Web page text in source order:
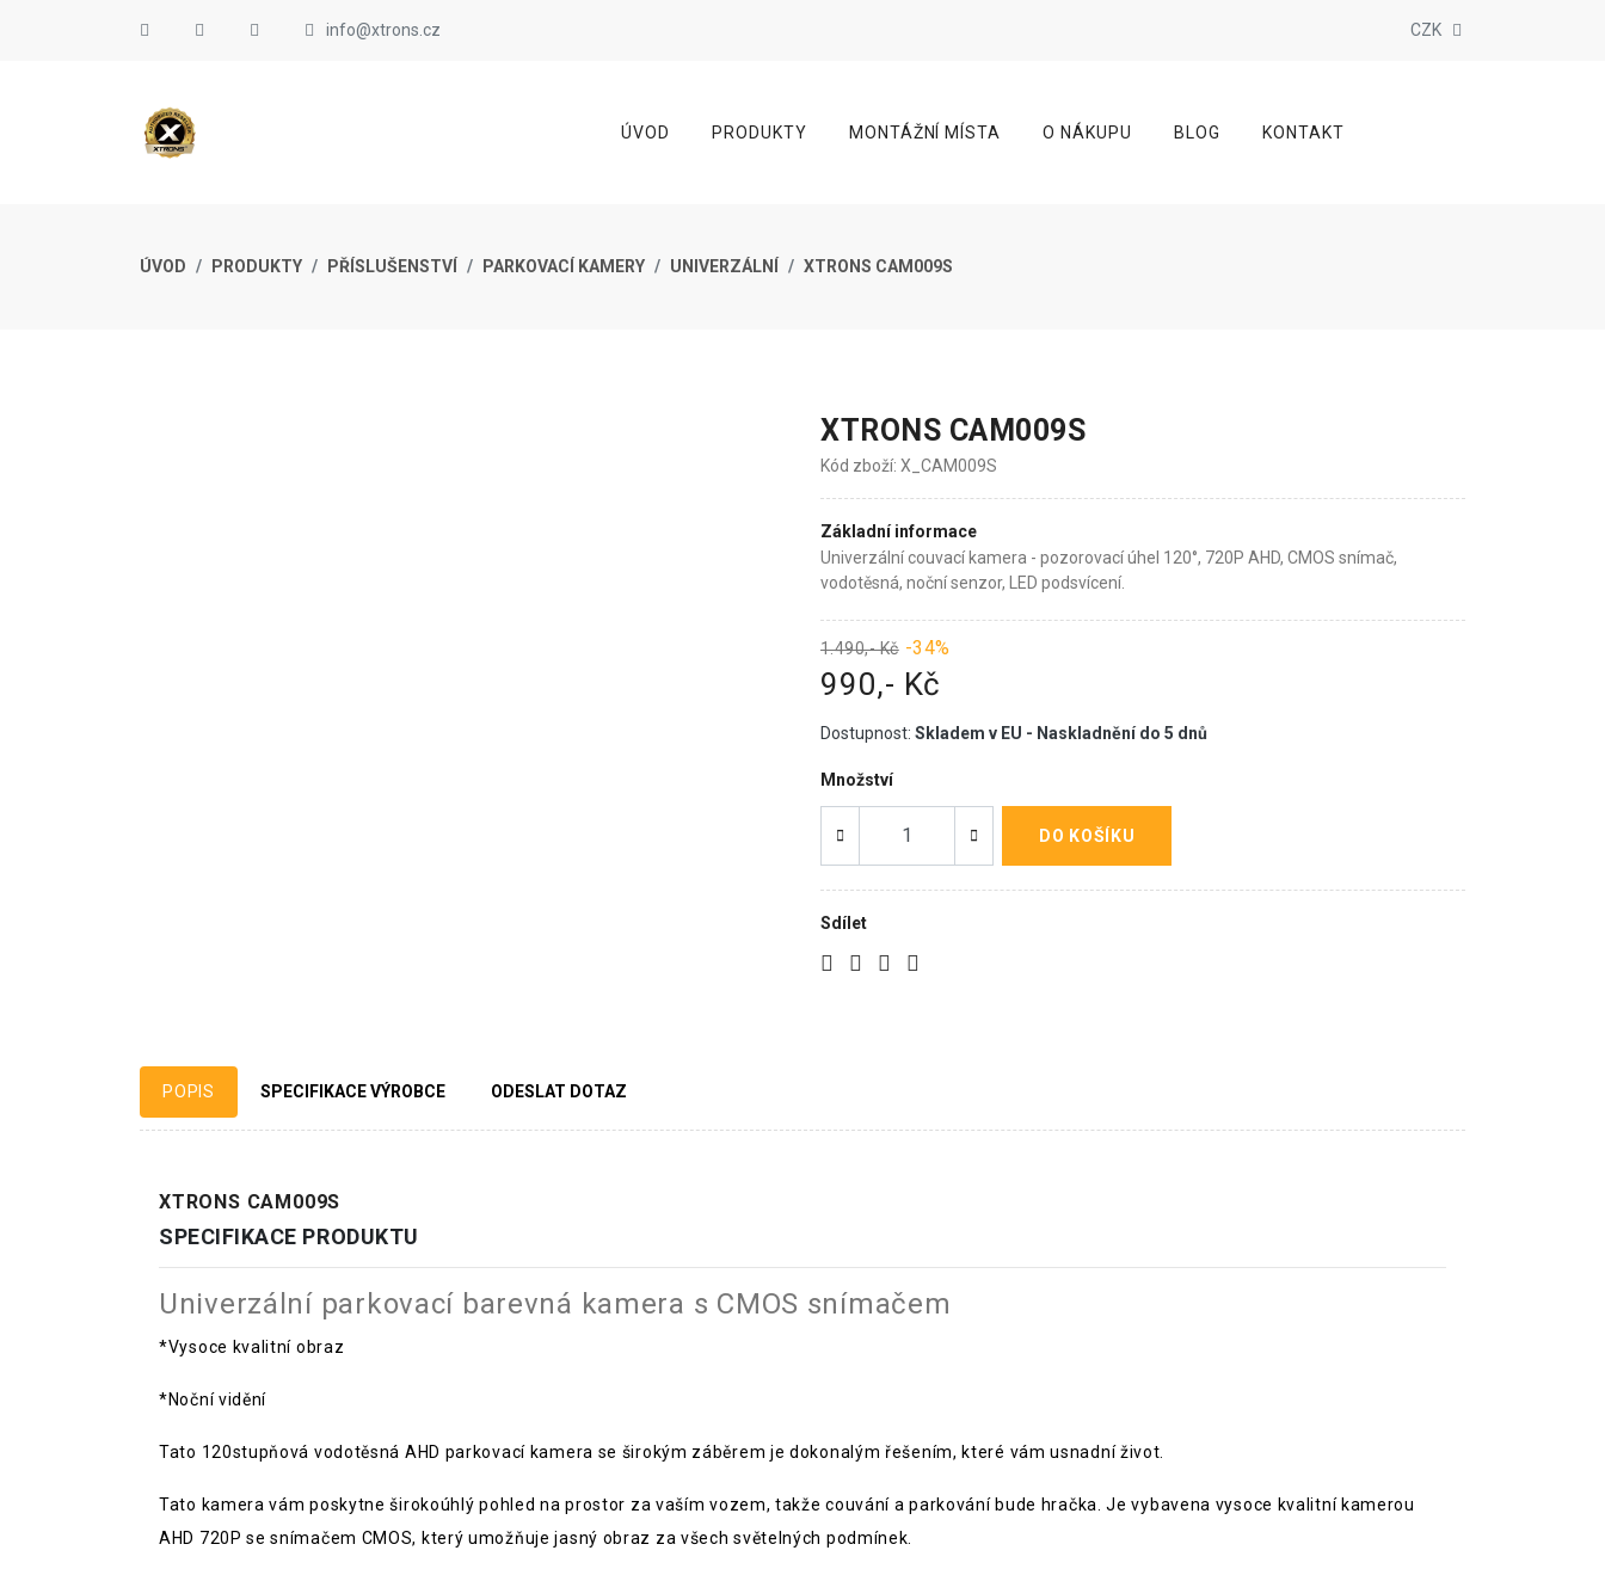
info@xtrons.cz CZK
ÚVOD PRODUKTY MONTÁŽNÍ MÍSTA O NÁKUPU BLOG KONTAKT
ÚVOD PRODUKTY PŘÍSLUŠENSTVÍ PARKOVACÍ KAMERY UNIVERZÁLNÍ XTRONS CAM009S
XTRONS CAM009S
Kód zboží: X_CAM009S
Základní informace
Univerzální couvací kamera - pozorovací úhel 120°, 720P AHD, CMOS snímač,
vodotěsná, noční senzor, LED podsvícení.
1.490,- Kč -34%
990,- Kč
Dostupnost: Skladem v EU - Naskladnění do 5 dnů
Množství
DO KOŠÍKU
Sdílet
POPIS SPECIFIKACE VÝROBCE ODESLAT DOTAZ
XTRONS CAM009S
SPECIFIKACE PRODUKTU
Univerzální parkovací barevná kamera s CMOS snímačem
*Vysoce kvalitní obraz
*Noční vidění
Tato 120stupňová vodotěsná AHD parkovací kamera se širokým záběrem je dokonalým řešením, které vám usnadní život.
Tato kamera vám poskytne širokoúhlý pohled na prostor za vaším vozem, takže couvání a parkování bude hračka. Je vybavena vysoce kvalitní kamerou
AHD 720P se snímačem CMOS, který umožňuje jasný obraz za všech světelných podmínek.